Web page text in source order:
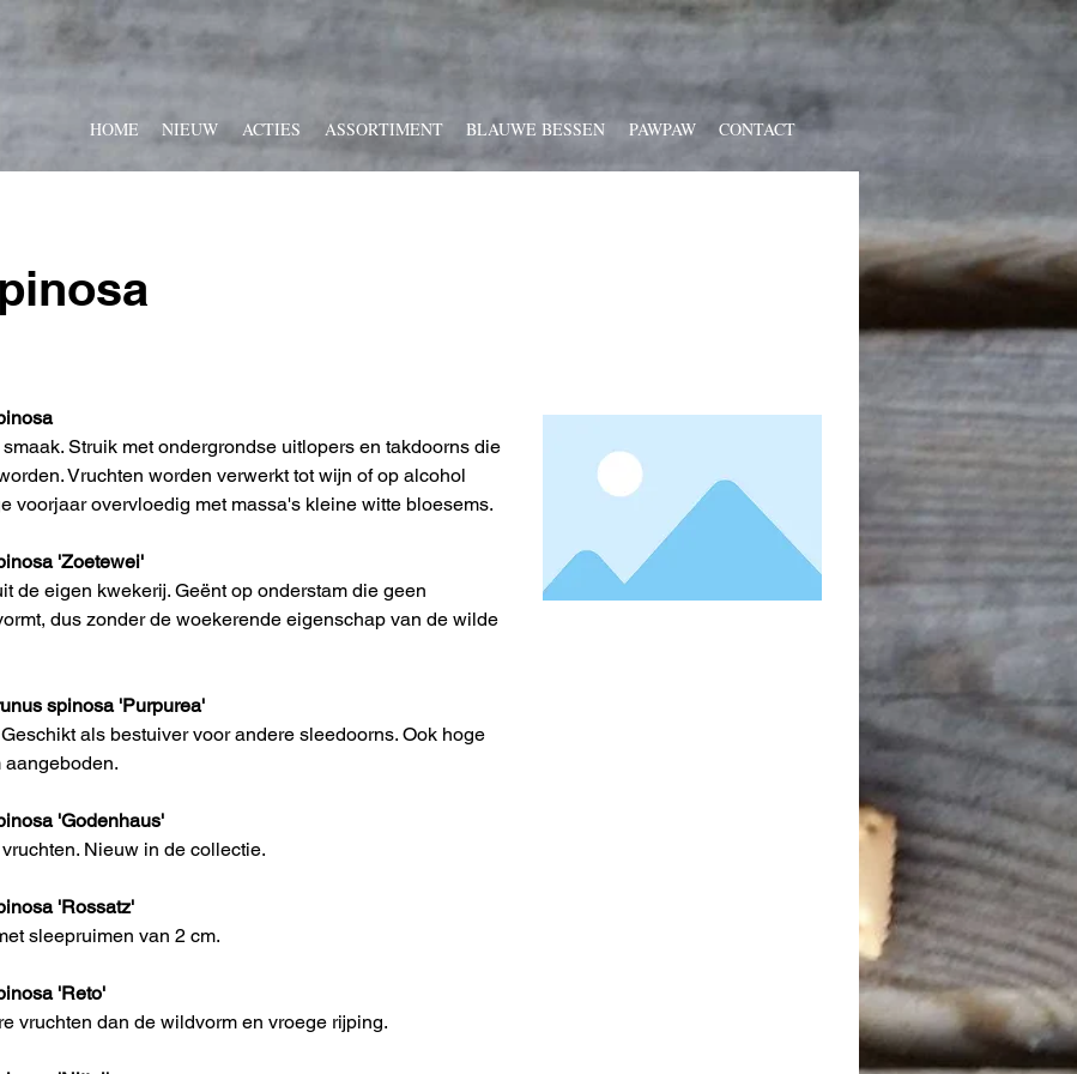
HOME NIEUW ACTIES ASSORTIMENT BLAUWE BESSEN PAWPAW CONTACT
Struik met ondergrondse uitlopers en takdoorns die
Vruchten worden verwerkt tot wijn of op alcohol
voorjaar overvloedig met massa's kleine witte bloesems.
'Zoetewei'
de eigen kwekerij. Geënt op onderstam die geen
dus zonder de woekerende eigenschap van de wilde
spinosa 'Purpurea'
als bestuiver voor andere sleedoorns. Ook hoge
'Godenhaus'
Nieuw in de collectie.
'Rossatz'
sleepruimen van 2 cm.
'Reto'
vruchten dan de wildvorm en vroege rijping.